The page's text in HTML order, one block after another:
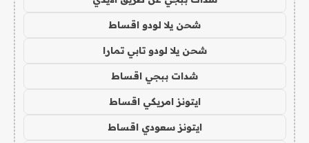
شحن يلا لودو اقساط
شحن يلا لودو تابي تمارا
شدات ببجي اقساط
ايتونز امريكي اقساط
ايتونز سعودي اقساط